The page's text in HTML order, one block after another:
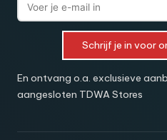
Schrijf je in voor
En ontvang o.a. exclusieve
aangesloten TDWA Stores